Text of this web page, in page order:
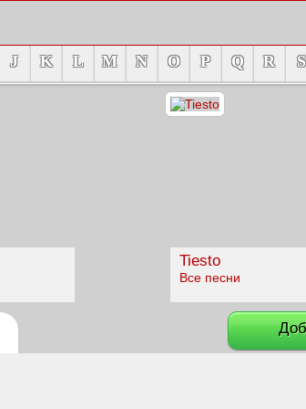
J K L M N O P Q R S
Tiesto
Все песни